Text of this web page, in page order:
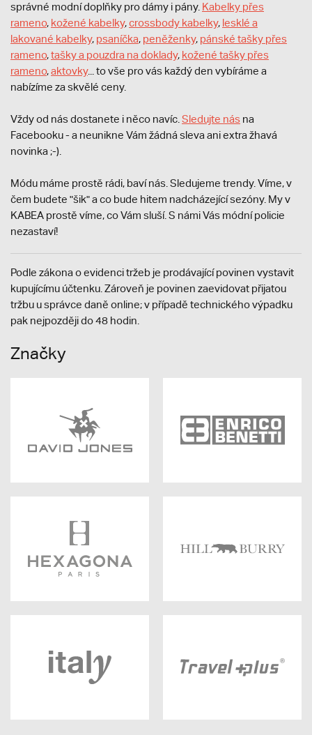
správné modní doplňky pro dámy i pány. Kabelky přes
rameno, kožené kabelky,crossbody kabelky, lesklé a
lakované kabelky, psaníčka, peněženky, pánské tašky přes
rameno,tašky a pouzdra na doklady, kožené tašky přes
rameno,aktovky... to vše pro vás každý den vybíráme a
nabízíme za skvělé ceny.
Vždy od nás dostanete i něco navíc. Sledujte nás na
Facebooku - a neunikne Vám žádná sleva ani extra žhavá
novinka ;-).
Módu máme prostě rádi, baví nás. Sledujeme trendy. Víme, v
čem budete "šik" a co bude hitem nadcházející sezóny. My v
KABEA prostě víme, co Vám sluší. S námi Vás módní policie
nezastaví!
Podle zákona o evidenci tržeb je prodávající povinen vystavit
kupujícímu účtenku. Zároveň je povinen zaevidovat přijatou
tržbu u správce daně online; v případě technického výpadku
pak nejpozději do 48 hodin.
Značky